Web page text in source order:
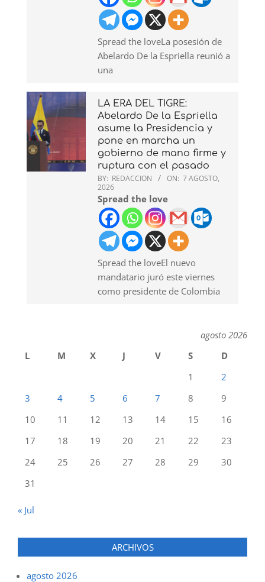
Spread the loveLa posesión de
Abelardo De la Espriella reunió a
una
LA ERA DEL TIGRE:
Abelardo De la Espriella
asume la Presidencia y
pone en marcha un
gobierno de mano firme y
ruptura con el pasado
BY: REDACCION ON: 7 AGOSTO,
2026
Spread the love
Spread the loveEl nuevo
mandatario juró este viernes
como presidente de Colombia
agosto 2026
L
M X J V S
D
1
2
3
4 5 6 7 8
9
10
11 12 13 14 15
16
17
18 19 20 21 22
23
24
25 26 27 28 29
30
31
« Jul
ARCHIVOS
agosto 2026